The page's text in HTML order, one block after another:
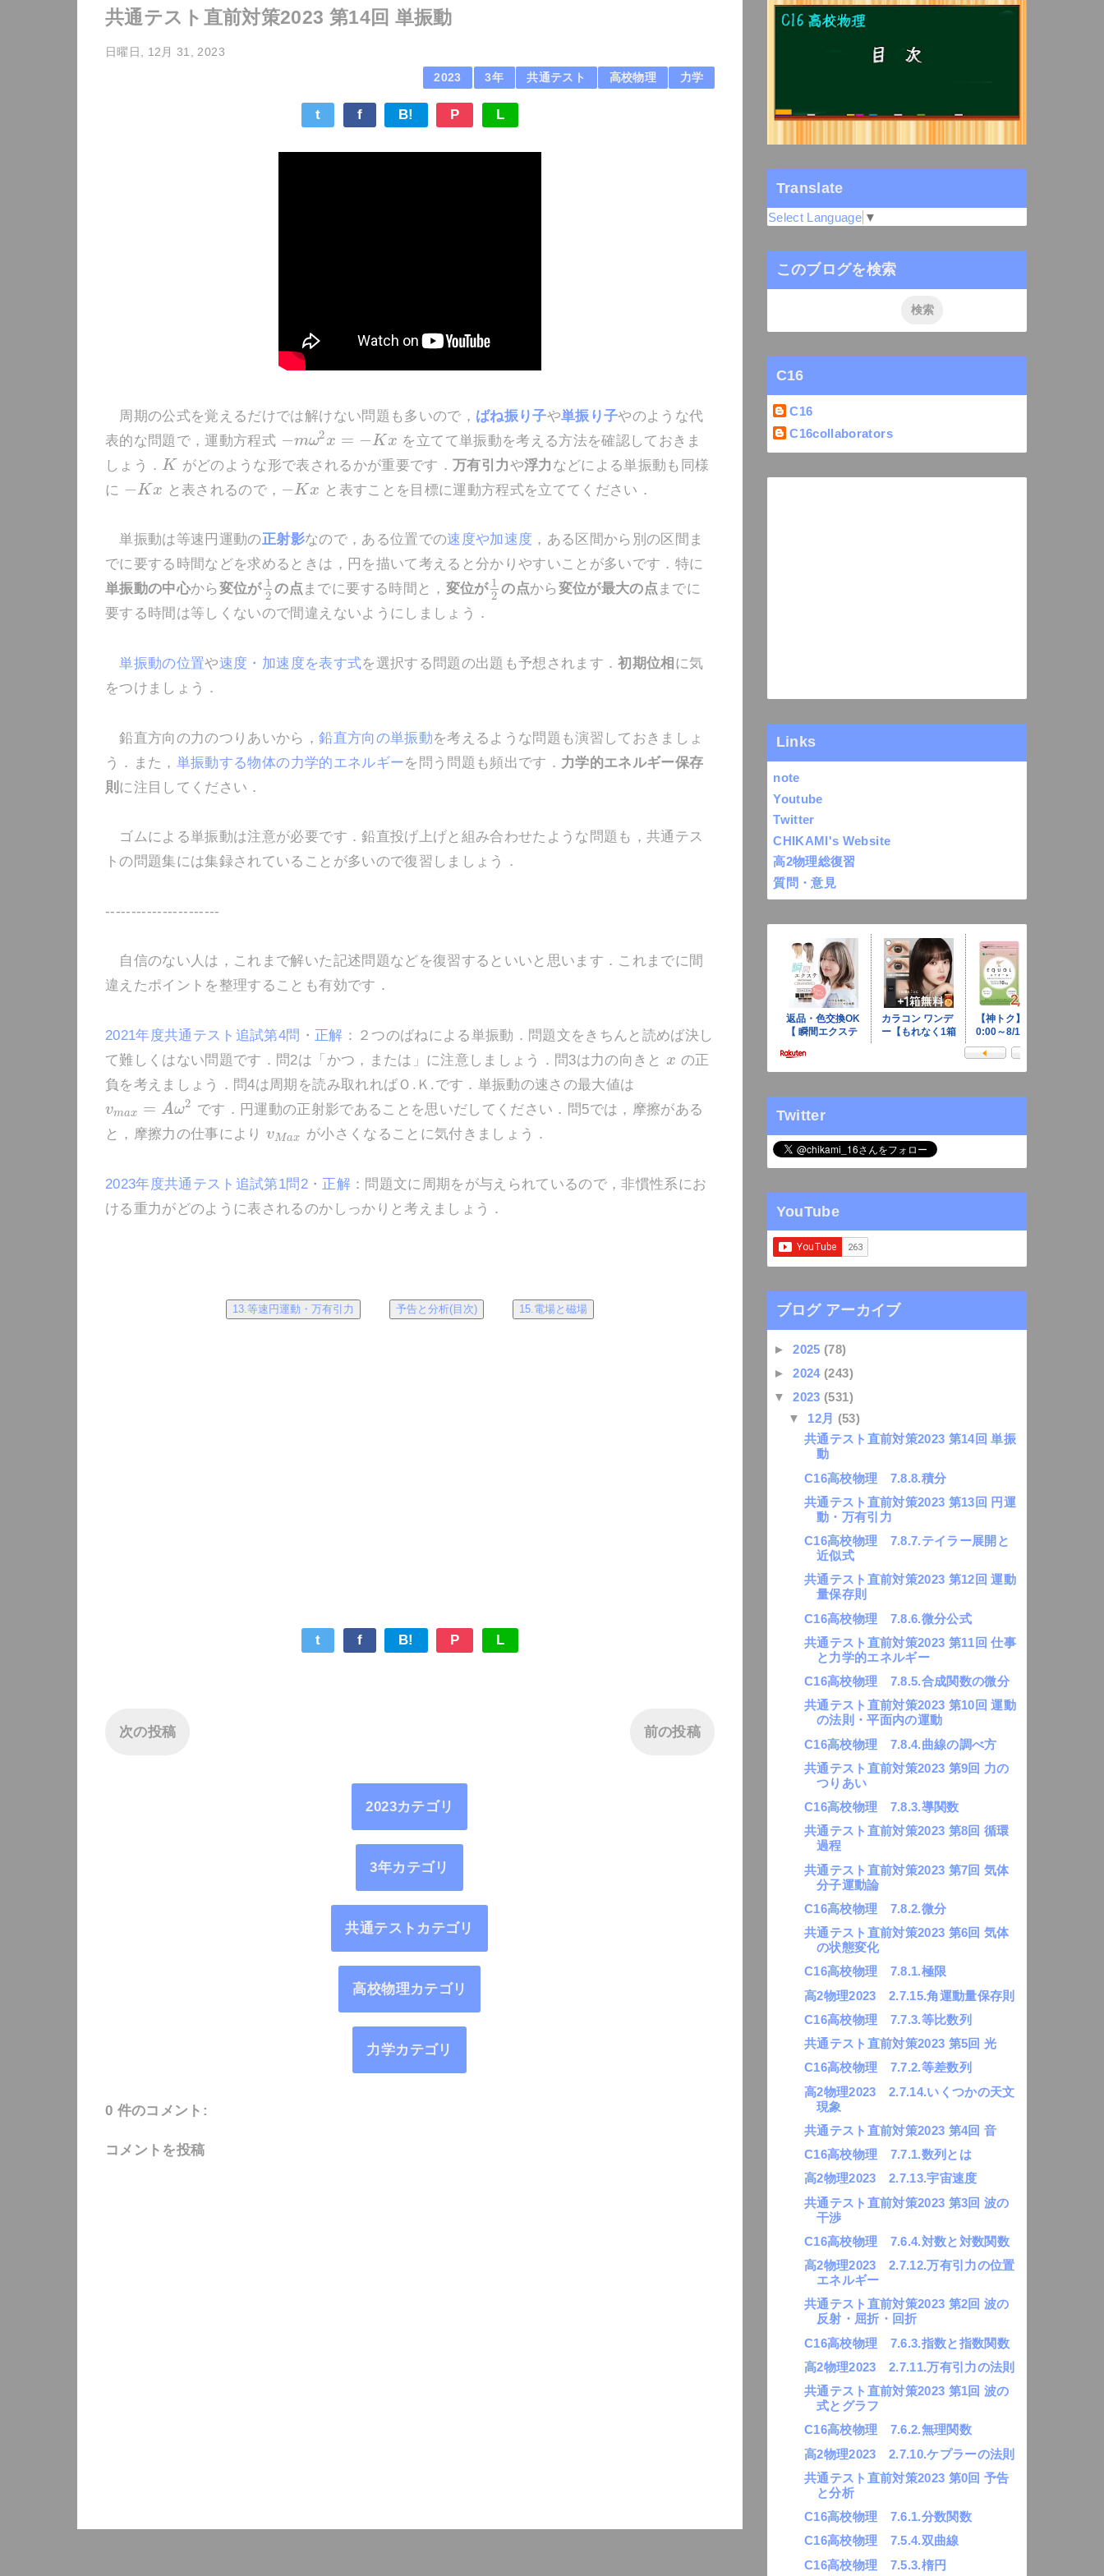
共通テスト直前対策2023 第14回 単振動
日曜日, 12月 31, 2023
2023 3年 共通テスト 高校物理 力学
t f B! P L
周期の公式を覚えるだけでは解けない問題も多いので， ばね振り子や単振り子やのような代
表的な問題で，運動方程式 −mω2x = −Kx を立てて単振動を考える方法を確認しておきま
しょう． K がどのような形で表されるかが重要です．万有引力や浮力 などによる単振動も同様
に −Kx と表されるので， −Kx と表すことを目標に運動方程式を立ててください．
単振動は等速円運動の正射影なので，ある位置での速度や加速度 ，ある区間から別の区間ま
でに要する時間などを求めるときは，円を描いて考えると分かりやすいことが多いです．特に
単振動の中心から変位が 1
2 の点 までに要する時間と， 変位が 1
2 の点から変位が最大の点 までに
要する時間は等しくないので間違えないようにしましょう．
単振動の位置や速度・加速度を表す式を選択する問題の出題も予想されます．初期位相 に気
をつけましょう．
鉛直方向の力のつりあいから，鉛直方向の単振動を考えるような問題も演習しておきましょ
う．また， 単振動する物体の力学的エネルギーを問う問題も頻出です． 力学的エネルギー保存
則 に注目してください．
ゴムによる単振動は注意が必要です．鉛直投げ上げと組み合わせたような問題も，共通テス
トの問題集には集録されていることが多いので復習しましょう．
----------------------
自信のない人は，これまで解いた記述問題などを復習するといいと思います．これまでに間
違えたポイントを整理することも有効です．
2021年度共通テスト追試第4問 ・ 正解 ：２つのばねによる単振動．問題文をきちんと読めば決し
て難しくはない問題です．問2は「かつ，または」に注意しましょう．問3は力の向きと x の正
負を考えましょう．問4は周期を読み取れればＯ.Ｋ.です．単振動の速さの最大値は
vmax = Aω2 です．円運動の正射影であることを思いだしてください．問5では，摩擦がある
と，摩擦力の仕事によりvMax が小さくなることに気付きましょう．
2023年度共通テスト追試第1問2・ 正解：問題文に周期をが与えられているので，非慣性系にお
ける重力がどのように表されるのかしっかりと考えましょう．
13.等速円運動・万有引力 予告と分析(目次) 15.電場と磁場
t f B! P L
次の投稿 前の投稿
2023カテゴリ
3年カテゴリ
共通テストカテゴリ
高校物理カテゴリ
力学カテゴリ
0 件のコメント:
コメントを投稿
Translate
Select Language ▼
このブログを検索
C16
C16
C16collaborators
Links
note
Youtube
Twitter
CHIKAMI's Website
高2物理総復習
質問・意見
Twitter
YouTube
ブログ アーカイブ
►2025 (78)
►2024 (243)
▼2023 (531)
▼ 12月 (53)
共通テスト直前対策2023 第14回 単振
動
C16高校物理 7.8.8.積分
共通テスト直前対策2023 第13回 円運
動・万有引力
C16高校物理 7.8.7.テイラー展開と
近似式
共通テスト直前対策2023 第12回 運動
量保存則
C16高校物理 7.8.6.微分公式
共通テスト直前対策2023 第11回 仕事
と力学的エネルギー
C16高校物理 7.8.5.合成関数の微分
共通テスト直前対策2023 第10回 運動
の法則・平面内の運動
C16高校物理 7.8.4.曲線の調べ方
共通テスト直前対策2023 第9回 力の
つりあい
C16高校物理 7.8.3.導関数
共通テスト直前対策2023 第8回 循環
過程
共通テスト直前対策2023 第7回 気体
分子運動論
C16高校物理 7.8.2.微分
共通テスト直前対策2023 第6回 気体
の状態変化
C16高校物理 7.8.1.極限
高2物理2023 2.7.15.角運動量保存則
C16高校物理 7.7.3.等比数列
共通テスト直前対策2023 第5回 光
C16高校物理 7.7.2.等差数列
高2物理2023 2.7.14.いくつかの天文
現象
共通テスト直前対策2023 第4回 音
C16高校物理 7.7.1.数列とは
高2物理2023 2.7.13.宇宙速度
共通テスト直前対策2023 第3回 波の
干渉
C16高校物理 7.6.4.対数と対数関数
高2物理2023 2.7.12.万有引力の位置
エネルギー
共通テスト直前対策2023 第2回 波の
反射・屈折・回折
C16高校物理 7.6.3.指数と指数関数
高2物理2023 2.7.11.万有引力の法則
共通テスト直前対策2023 第1回 波の
式とグラフ
C16高校物理 7.6.2.無理関数
高2物理2023 2.7.10.ケプラーの法則
共通テスト直前対策2023 第0回 予告
と分析
C16高校物理 7.6.1.分数関数
C16高校物理 7.5.4.双曲線
C16高校物理 7.5.3.楕円